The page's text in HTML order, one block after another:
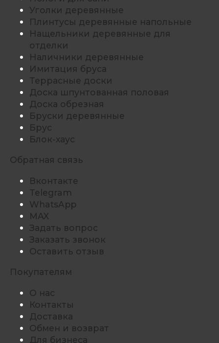
Уголки деревянные
Плинтусы деревянные напольные
Нащельники деревянные для
отделки
Наличники деревянные
Имитация бруса
Террасные доски
Доска шпунтованная половая
Доска обрезная
Бруски деревянные
Брус
Блок-хаус
Обратная связь
Вконтакте
Telegram
WhatsApp
MAX
Задать вопрос
Заказать звонок
Оставить отзыв
Покупателям
О нас
Контакты
Доставка
Обмен и возврат
Для бизнеса